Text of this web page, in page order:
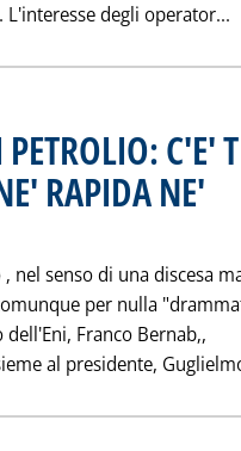
degli operator...
C'E'
RAPIDA NE'
nel senso di una discesa
per nulla
Franco Bernab‚,
al presidente,